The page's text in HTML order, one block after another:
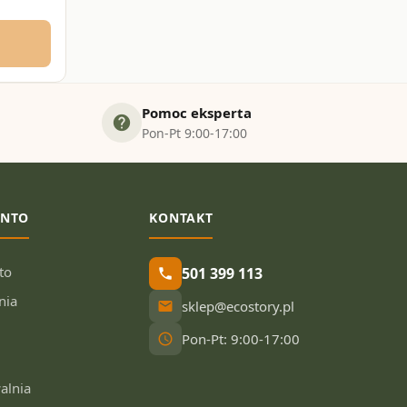
help Pomoc eksperta
Pon-Pt 9:00-17:00
KONTAKT
phone 501 399 113
email sklep@ecostory.pl
schedule Pon-Pt: 9:00-17:00